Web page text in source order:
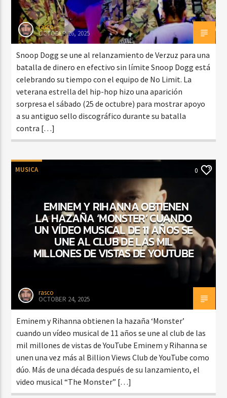
rasco
OCTOBER 26, 2025
Snoop Dogg se une al relanzamiento de Verzuz para una
batalla de dinero en efectivo sin límite Snoop Dogg está
celebrando su tiempo con el equipo de No Limit. La
veterana estrella del hip-hop hizo una aparición
sorpresa el sábado (25 de octubre) para mostrar apoyo
a su antiguo sello discográfico durante su batalla
contra […]
MUSICA 0
EMINEM Y RIHANNA OBTIENEN
LA HAZAÑA ‘MONSTER’ CUANDO
UN VÍDEO MUSICAL DE 11 AÑOS SE
UNE AL CLUB DE LAS MIL
MILLONES DE VISTAS DE YOUTUBE
rasco
OCTOBER 24, 2025
Eminem y Rihanna obtienen la hazaña ‘Monster’
cuando un vídeo musical de 11 años se une al club de las
mil millones de vistas de YouTube Eminem y Rihanna se
unen una vez más al Billion Views Club de YouTube como
dúo. Más de una década después de su lanzamiento, el
video musical “The Monster” […]